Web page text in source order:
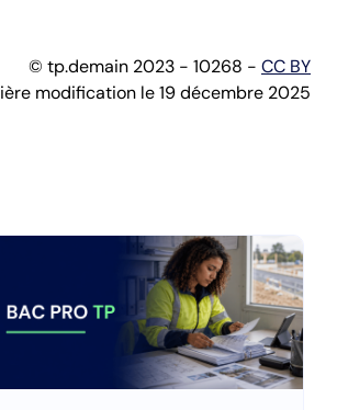
© tp.demain 2023 - 10268 - CC BY
modification le 19 décembre 2025